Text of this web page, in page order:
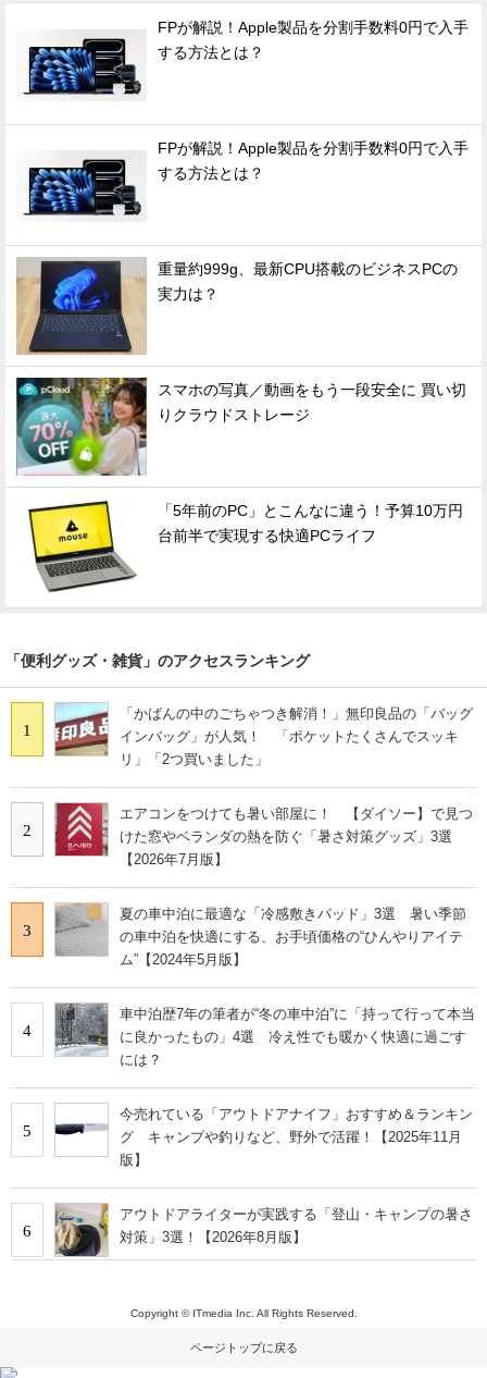
FPが解説！Apple製品を分割手数料0円で入手
する方法とは？
FPが解説！Apple製品を分割手数料0円で入手
する方法とは？
重量約999g、最新CPU搭載のビジネスPCの
実力は？
スマホの写真／動画をもう一段安全に 買い切
りクラウドストレージ
「5年前のPC」とこんなに違う！予算10万円
台前半で実現する快適PCライフ
「便利グッズ・雑貨」のアクセスランキング
1
「かばんの中のごちゃつき解消！」無印良品の「バッグ
インバッグ」が人気！ 「ポケットたくさんでスッキ
リ」「2つ買いました」
2
エアコンをつけても暑い部屋に！ 【ダイソー】で見つ
けた窓やベランダの熱を防ぐ「暑さ対策グッズ」3選
【2026年7月版】
3
夏の車中泊に最適な「冷感敷きパッド」3選 暑い季節
の車中泊を快適にする、お手頃価格の“ひんやりアイテ
ム”【2024年5月版】
4
車中泊歴7年の筆者が“冬の車中泊”に「持って行って本当
に良かったもの」4選 冷え性でも暖かく快適に過ごす
には？
5
今売れている「アウトドアナイフ」おすすめ＆ランキン
グ キャンプや釣りなど、野外で活躍！【2025年11月
版】
6
アウトドアライターが実践する「登山・キャンプの暑さ
対策」3選！【2026年8月版】
Copyright © ITmedia Inc. All Rights Reserved.
ページトップに戻る